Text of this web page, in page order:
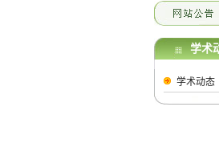
学术
学术动态